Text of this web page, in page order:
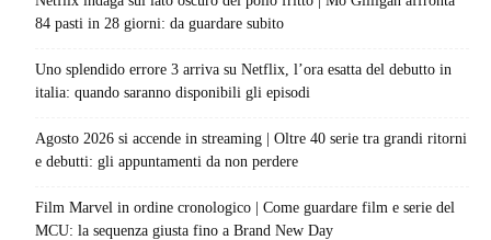
84 pasti in 28 giorni: da guardare subito
Uno splendido errore 3 arriva su Netflix, l’ora esatta del debutto in
italia: quando saranno disponibili gli episodi
Agosto 2026 si accende in streaming | Oltre 40 serie tra grandi ritorni
e debutti: gli appuntamenti da non perdere
Film Marvel in ordine cronologico | Come guardare film e serie del
MCU: la sequenza giusta fino a Brand New Day